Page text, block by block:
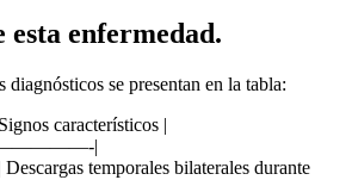
esta enfermedad.
se presentan en la tabla:
característicos |
|
temporales bilaterales durante